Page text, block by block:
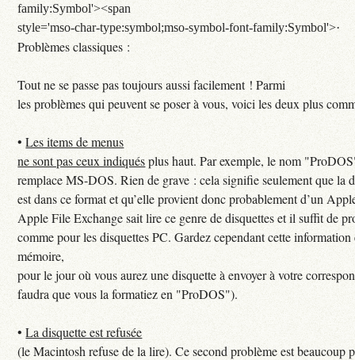
family:Symbol'><span
style='mso-char-type:symbol;mso-symbol-font-family:Symbol'>·
Problèmes classiques :
Tout ne se passe pas toujours aussi facilement ! Parmi
les problèmes qui peuvent se poser à vous, voici les deux plus
• Les items de menus
ne sont pas ceux indiquésplus haut. Par exemple, le nom
remplace MS-DOS. Rien de grave : cela signifie seulement que la
est dans ce format et qu’elle provient donc probablement d’un
Apple File Exchange sait lire ce genre de disquettes et il suffit de
comme pour les disquettes PC. Gardez cependant cette information
mémoire,
pour le jour où vous aurez une disquette à envoyer à votre
faudra que vous la formatiez en "ProDOS").
• La disquette est refusée
(le Macintosh refuse de la lire). Ce second problème est beaucoup